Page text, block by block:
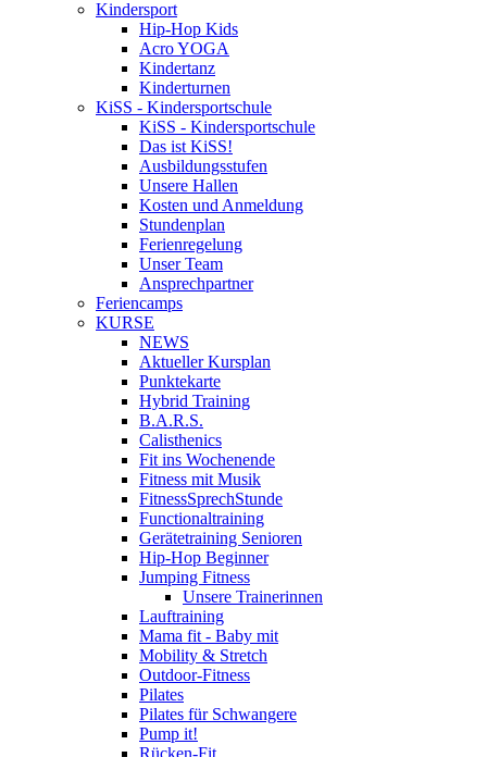
Kindersport
Hip-Hop Kids
Acro YOGA
Kindertanz
Kinderturnen
KiSS - Kindersportschule
KiSS - Kindersportschule
Das ist KiSS!
Ausbildungsstufen
Unsere Hallen
Kosten und Anmeldung
Stundenplan
Ferienregelung
Unser Team
Ansprechpartner
Feriencamps
KURSE
NEWS
Aktueller Kursplan
Punktekarte
Hybrid Training
B.A.R.S.
Calisthenics
Fit ins Wochenende
Fitness mit Musik
FitnessSprechStunde
Functionaltraining
Gerätetraining Senioren
Hip-Hop Beginner
Jumping Fitness
Unsere Trainerinnen
Lauftraining
Mama fit - Baby mit
Mobility & Stretch
Outdoor-Fitness
Pilates
Pilates für Schwangere
Pump it!
Rücken-Fit